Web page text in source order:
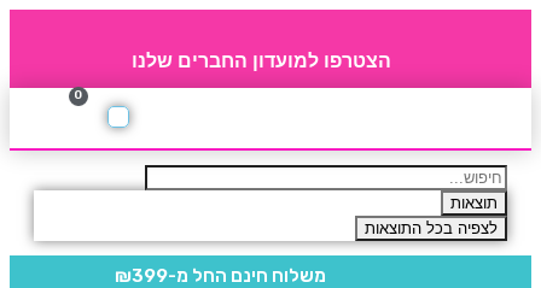
הצטרפו למועדון החברים שלנו
0
תוצאות
לצפיה בכל התוצאות
משלוח חינם החל מ-₪399